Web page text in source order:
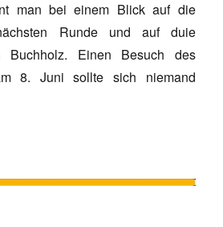
man bei einem Blick auf die
Runde und auf duie
Buchholz. Einen Besuch des
8. Juni sollte sich niemand